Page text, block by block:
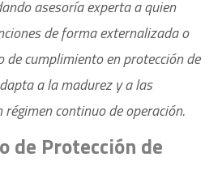
asesoría experta a quien
de forma externalizada o
cumplimiento en protección de
a la madurez y a las
continuo de operación.
de Protección de